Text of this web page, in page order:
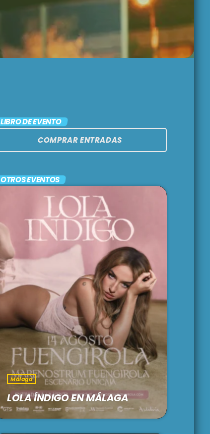
9:00 pm - 11:00 pm
LATINA
LIBRO DE EVENTO
COMPRAR ENTRADAS
OTROS EVENTOS
Málaga
LOLA ÍNDIGO EN MÁLAGA